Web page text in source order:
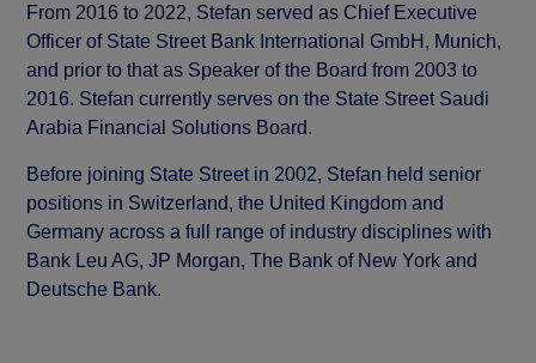
From 2016 to 2022, Stefan served as Chief Executive
Officer of State Street Bank International GmbH, Munich,
and prior to that as Speaker of the Board from 2003 to
2016. Stefan currently serves on the State Street Saudi
Arabia Financial Solutions Board.
Before joining State Street in 2002, Stefan held senior
positions in Switzerland, the United Kingdom and
Germany across a full range of industry disciplines with
Bank Leu AG, JP Morgan, The Bank of New York and
Deutsche Bank.